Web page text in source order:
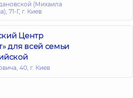
(Михаила
71-Г, г. Киев
Центр
для всей семьи
40, г. Киев